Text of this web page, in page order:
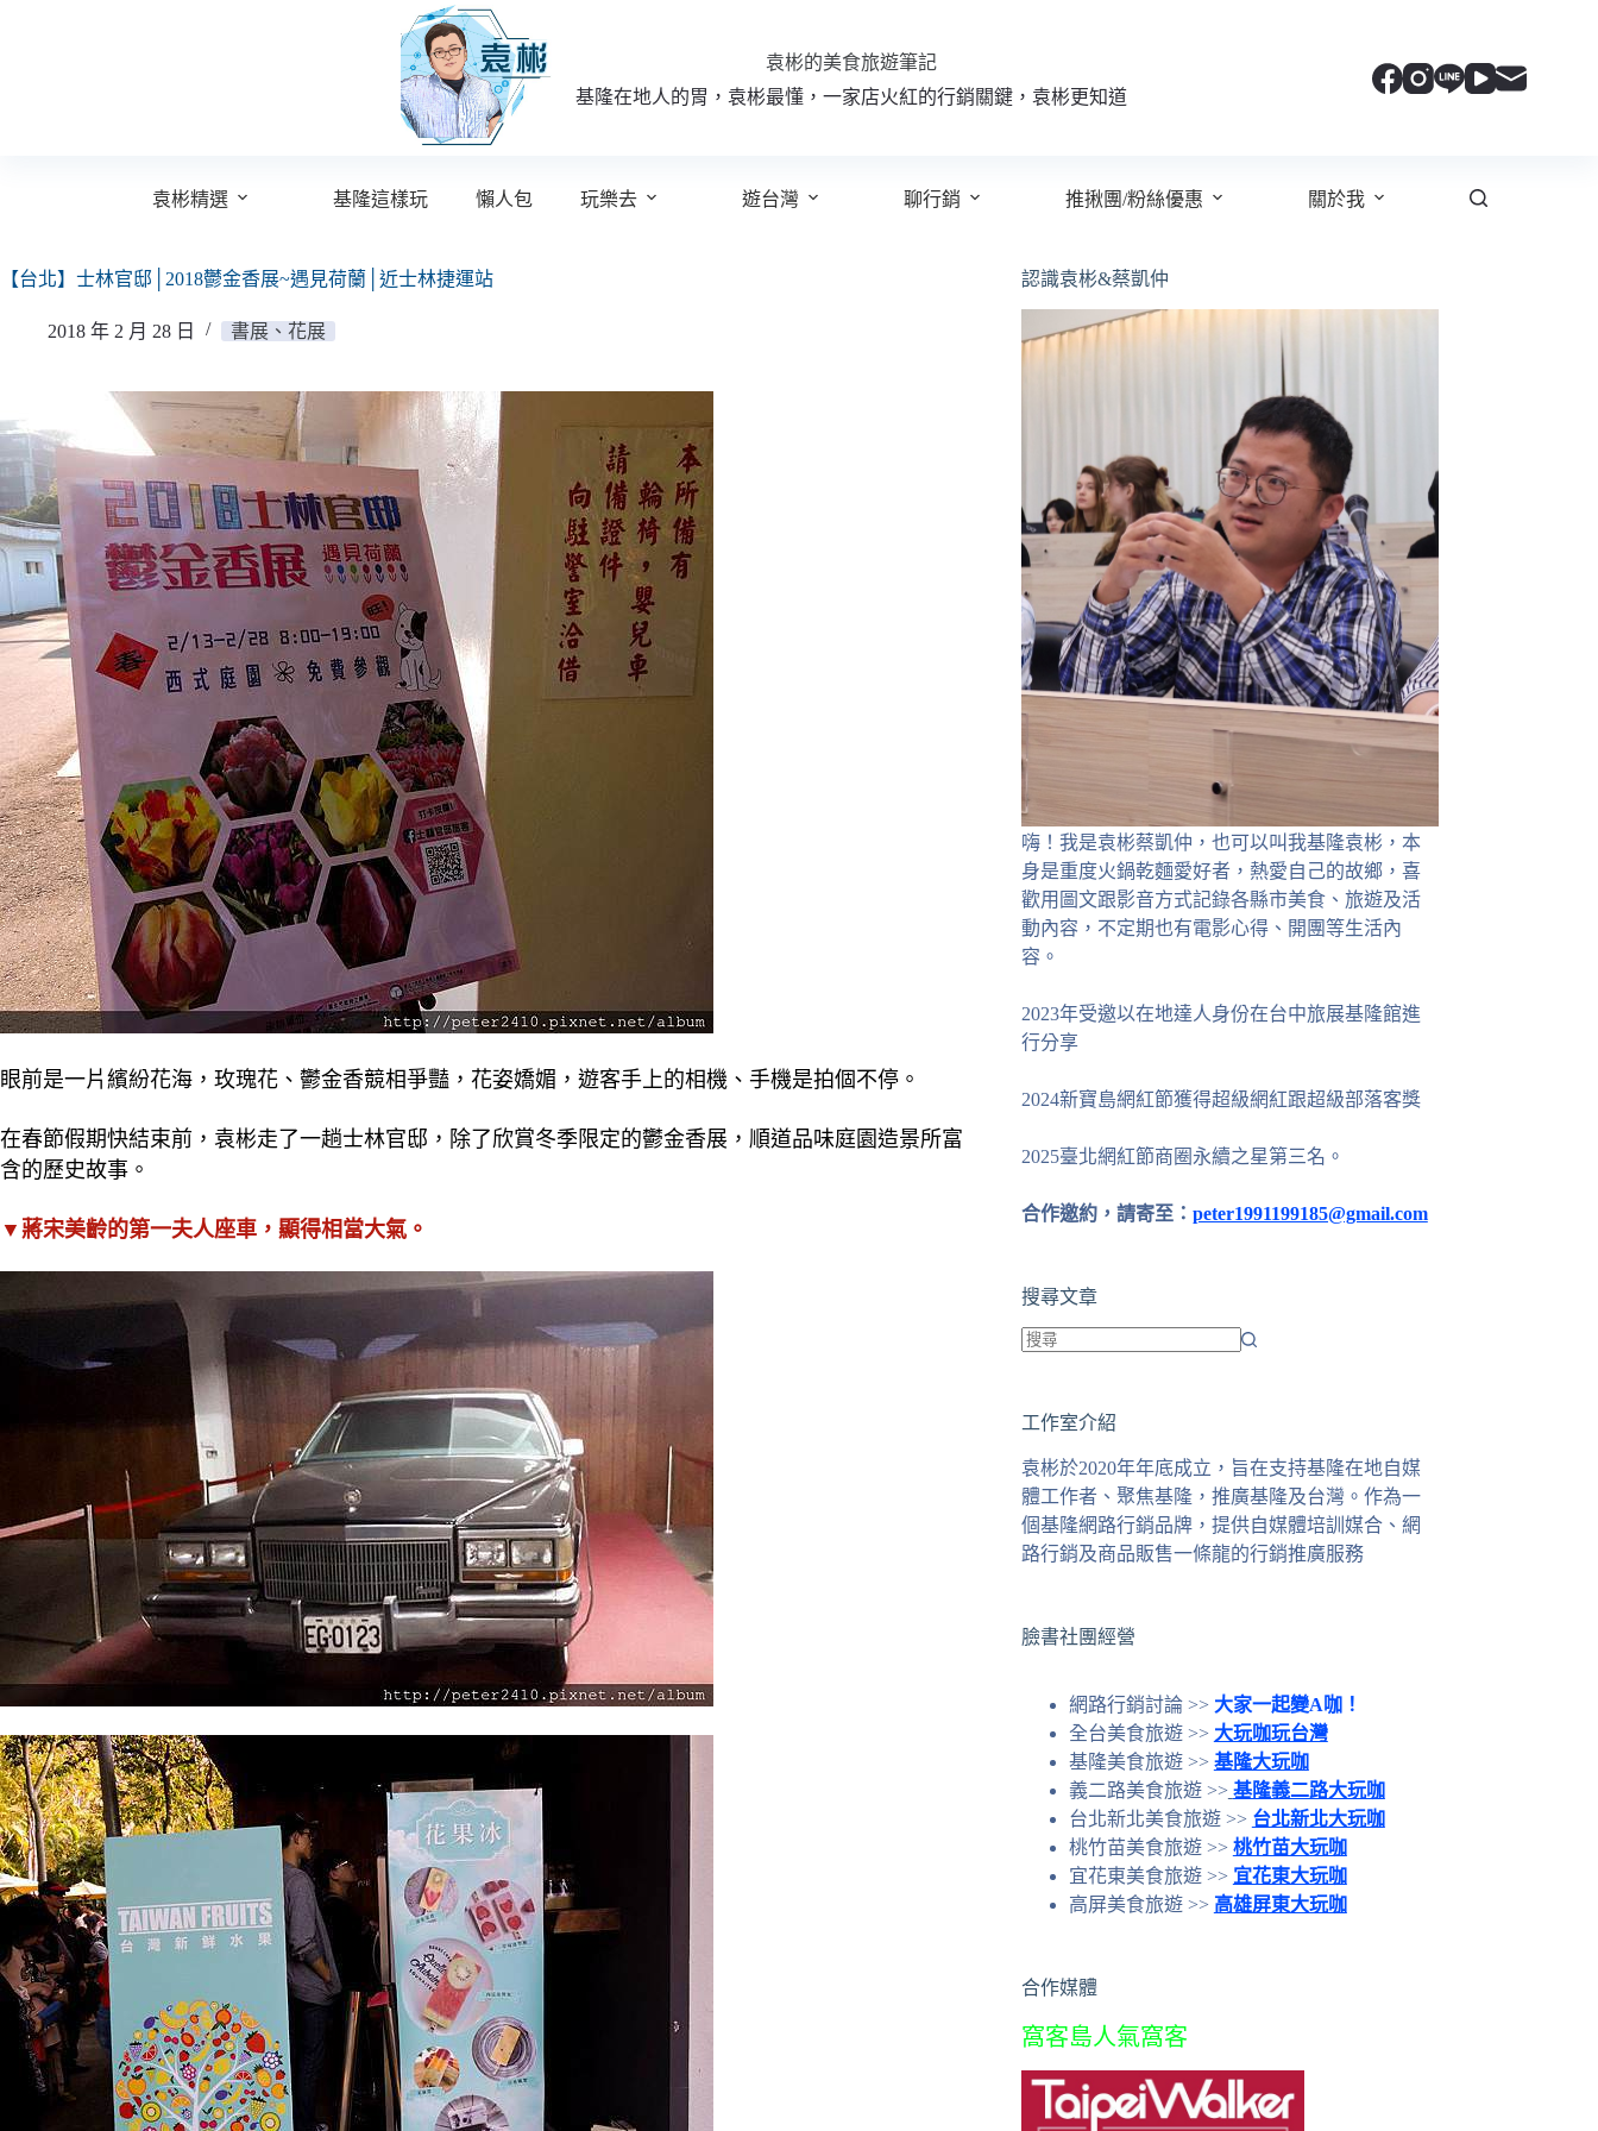
袁彬的美食旅遊筆記
基隆在地人的胃，袁彬最懂，一家店火紅的行銷關鍵，袁彬更知道
袁彬精選 基隆這樣玩 懶人包 玩樂去 遊台灣 聊行銷 推揪團/粉絲優惠 關於我
【台北】士林官邸│2018鬱金香展~遇見荷蘭│近士林捷運站
2018 年 2 月 28 日 書展、花展
眼前是一片繽紛花海，玫瑰花、鬱金香競相爭豔，花姿嬌媚，遊客手上的相機、手機是拍個不停。
在春節假期快結束前，袁彬走了一趟士林官邸，除了欣賞冬季限定的鬱金香展，順道品味庭園造景所富
含的歷史故事。
▼蔣宋美齡的第一夫人座車，顯得相當大氣。
認識袁彬&蔡凱仲
嗨！我是袁彬蔡凱仲，也可以叫我基隆袁彬，本
身是重度火鍋乾麵愛好者，熱愛自己的故鄉，喜
歡用圖文跟影音方式記錄各縣市美食、旅遊及活
動內容，不定期也有電影心得、開團等生活內
容。
2023年受邀以在地達人身份在台中旅展基隆館進
行分享
2024新寶島網紅節獲得超級網紅跟超級部落客獎
2025臺北網紅節商圈永續之星第三名。
合作邀約，請寄至： peter1991199185@gmail.com
搜尋文章
到
合
條
件
的
果
工作室介紹
袁彬於2020年年底成立，旨在支持基隆在地自媒
體工作者、聚焦基隆，推廣基隆及台灣。作為一
個基隆網路行銷品牌，提供自媒體培訓媒合、網
路行銷及商品販售一條龍的行銷推廣服務
臉書社團經營
網路行銷討論 >> 大家一起變A咖！
全台美食旅遊 >> 大玩咖玩台灣
基隆美食旅遊 >> 基隆大玩咖
義二路美食旅遊 >> 基隆義二路大玩咖
台北新北美食旅遊 >> 台北新北大玩咖
桃竹苗美食旅遊 >> 桃竹苗大玩咖
宜花東美食旅遊 >> 宜花東大玩咖
高屏美食旅遊 >> 高雄屏東大玩咖
合作媒體
窩客島人氣窩客